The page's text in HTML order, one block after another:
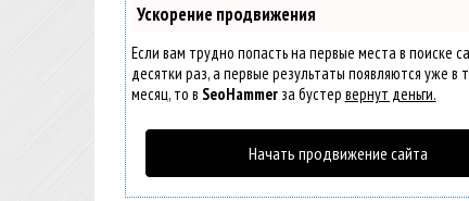
Ускорение продвижения
Если вам трудно попасть на первые места в поиске
десятки раз, а первые результаты появляются уже
месяц, то в SeoHammerза бустер вернут деньги.
Начать продвижение сайта